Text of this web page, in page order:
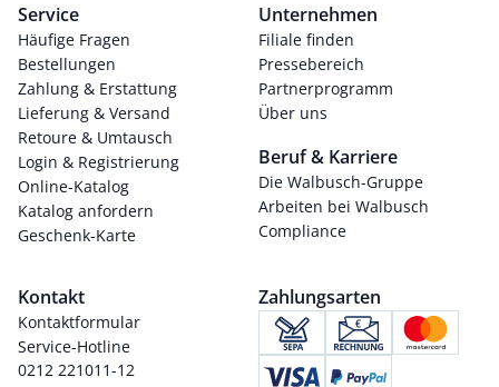
Service
Häufige Fragen
Bestellungen
Zahlung & Erstattung
Lieferung & Versand
Retoure & Umtausch
Login & Registrierung
Online-Katalog
Katalog anfordern
Geschenk-Karte
Unternehmen
Filiale finden
Pressebereich
Partnerprogramm
Über uns
Beruf & Karriere
Die Walbusch-Gruppe
Arbeiten bei Walbusch
Compliance
Kontakt
Kontaktformular
Service-Hotline
0212 221011-12
Zahlungsarten